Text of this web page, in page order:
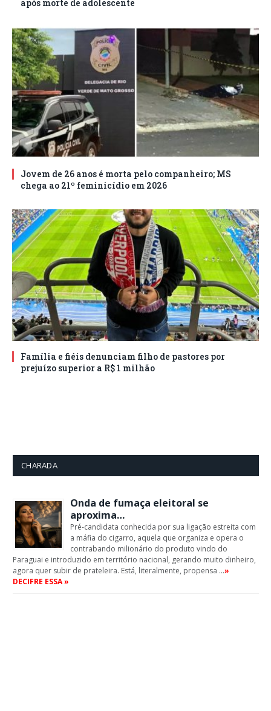
após morte de adolescente
Jovem de 26 anos é morta pelo companheiro; MS
chega ao 21º feminicídio em 2026
Família e fiéis denunciam filho de pastores por
prejuízo superior a R$ 1 milhão
CHARADA
Onda de fumaça eleitoral se
aproxima…
Pré-candidata conhecida por sua ligação estreita com
a máfia do cigarro, aquela que organiza e opera o
contrabando milionário do produto vindo do
Paraguai e introduzido em território nacional, gerando muito dinheiro,
agora quer subir de prateleira. Está, literalmente, propensa …»
DECIFRE ESSA »